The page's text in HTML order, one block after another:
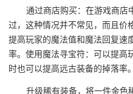
通过商店购买：在游戏商店
过，这种情况并不常见，而且价
提高玩家的魔法值和魔法回复速
率。使用魔法寻宝符：可以提高
时也可以提高远古装备的掉落率。
升级稀有装备，将一件金色